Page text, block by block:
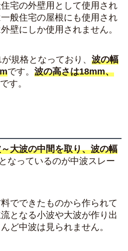
宅の外壁用として使用され
般住宅の屋根にも使用され
壁にしか使用されません。
規格となっており、波の幅
です。波の高さは18mm、
す。
大波の中間を取り、波の幅
となっているのが中波スレー
でできたものから作られて
となる小波や大波が作り出
ど中波は見られません。